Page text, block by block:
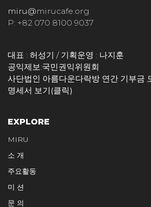
miru@mirucafe.org
P: +82 070 8100 9037
대표 : 허성기 / 기획운영 : 나지훈
공익제보:국민권익위원회
사단법인 아름다운다락방 연간 기부금
명세서 보기(클릭)
EXPLORE
MIRU
소 개
주요활동
미 션
문 의